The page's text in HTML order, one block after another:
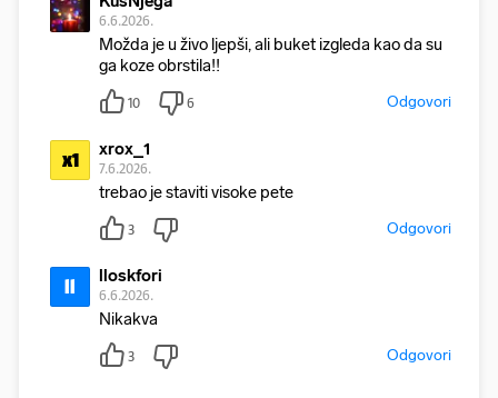
6.6.2026.
Možda je u živo ljepši, ali buket izgleda kao da su
ga koze obrstila!!
10 6 Odgovori
x1 xrox_1
7.6.2026.
trebao je staviti visoke pete
3 Odgovori
ll lloskfori
6.6.2026.
Nikakva
3 Odgovori